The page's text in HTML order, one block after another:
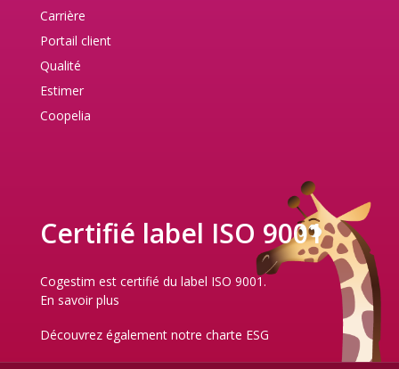
Carrière
Portail client
Qualité
Estimer
Coopelia
Certifié label ISO 9001
Cogestim est certifié du label ISO 9001.
En savoir plus
Découvrez également notre charte ESG